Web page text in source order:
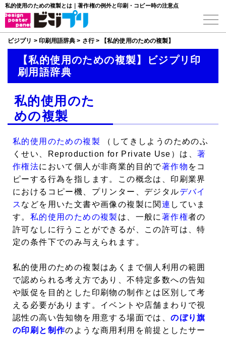
私的使用のための複製とは｜著作権の例外と印刷・コピー時の注意点
ビジプリ > 印刷用語辞典 > さ行> 【私的使用のための複製】
【私的使用のための複製】ビジプリ印
刷用語辞典
私的使用のた
めの複製
私的使用のための複製
（してきしようのためのふ
くせい、Reproduction for Private Use）は、 著
作権法において個人が非商業的目的で著作物 をコ
ピーする行為を指します。この概念は、印刷業界
におけるコピー機、プリンター、デジタルデバイ
ス などを用いた文書や画像の複製に関 連 していま
す。 私的使用のための複製 は、一般に 著作権者の
許可なしに行うことができるが、この許可は、特
定の条件下でのみ与えられます。
私的使用のための複製はあくまで個人利用の範囲
で認められる考え方であり、不特定多数への告知
や販促を目的とした印刷物の制作とは区別して考
える必要があります。イベントや店舗まわりで視
認性の高い告知物を用意する場面では、のぼり旗
の印刷と制作のような商用利用を前提としたサー